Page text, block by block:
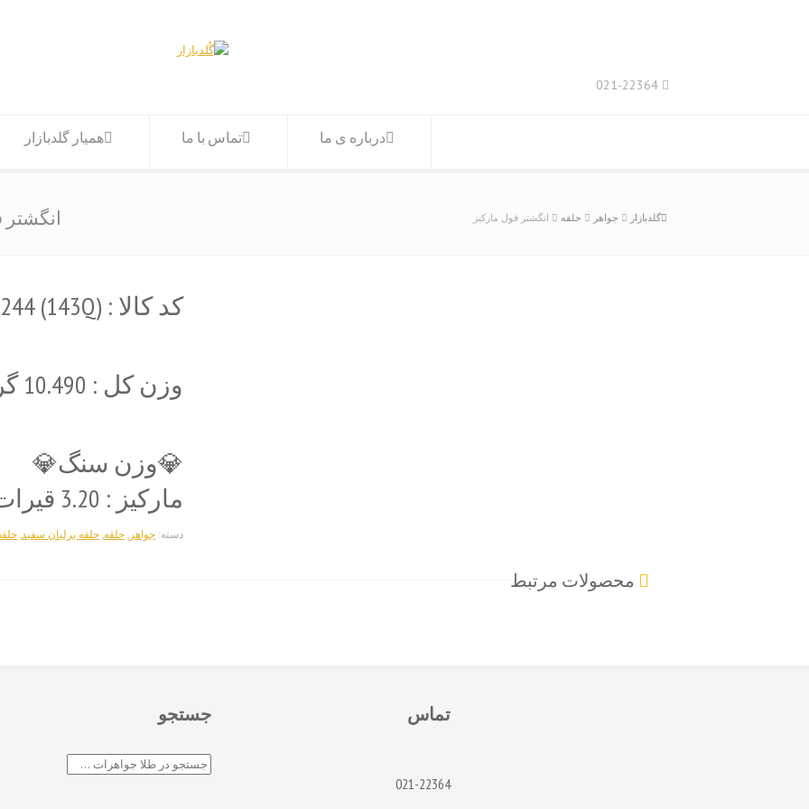
همیار گلدبازار تماس با ما درباره ی ما
انگشتر گلدبازار جواهر حلقه انگشتر فول مارکیز
کد کالا : (A244 (143Q
وزن کل : 10.490 گرم
💎وزن سنگ💎
مارکیز : 3.20 قیرات
دسته: جواهر , حلقه, حلقه برلیان سفید,
محصولات مرتبط
جستجو
جستجو
تماس
021-22364